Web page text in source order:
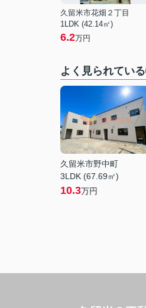
久留米市花畑２丁目
1LDK (42.14㎡)
6.2万円
よく見られてい
久留米市野中町
3LDK (67.69㎡)
10.3万円